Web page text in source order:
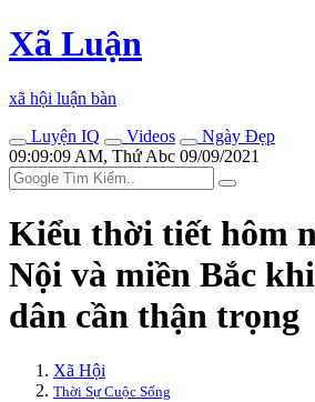
Xã Luận
xã hội luận bàn
Luyện IQ
Videos
Ngày Đẹp
09:09:09 AM, Thứ Abc 09/09/2021
Kiểu thời tiết hôm
Nội và miền Bắc
dân cần thận trọng
Xã Hội
Thời Sự Cuộc Sống